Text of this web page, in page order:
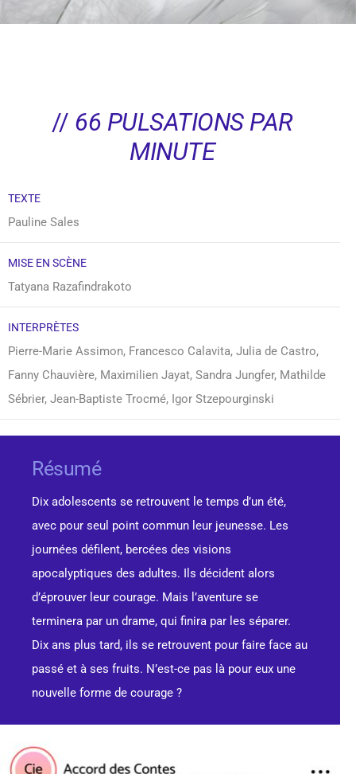
// 66 PULSATIONS PAR
MINUTE
TEXTE
Pauline Sales
MISE EN SCÈNE
Tatyana Razafindrakoto
INTERPRÈTES
Pierre-Marie Assimon, Francesco Calavita, Julia de Castro,
Fanny Chauvière, Maximilien Jayat, Sandra Jungfer, Mathilde
Sébrier, Jean-Baptiste Trocmé, Igor Stzepourginski
Résumé
Dix adolescents se retrouvent le temps d’un été,
avec pour seul point commun leur jeunesse. Les
journées défilent, bercées des visions
apocalyptiques des adultes. Ils décident alors
d’éprouver leur courage. Mais l’aventure se
terminera par un drame, qui finira par les séparer.
Dix ans plus tard, ils se retrouvent pour faire face au
passé et à ses fruits. N’est-ce pas là pour eux une
nouvelle forme de courage ?